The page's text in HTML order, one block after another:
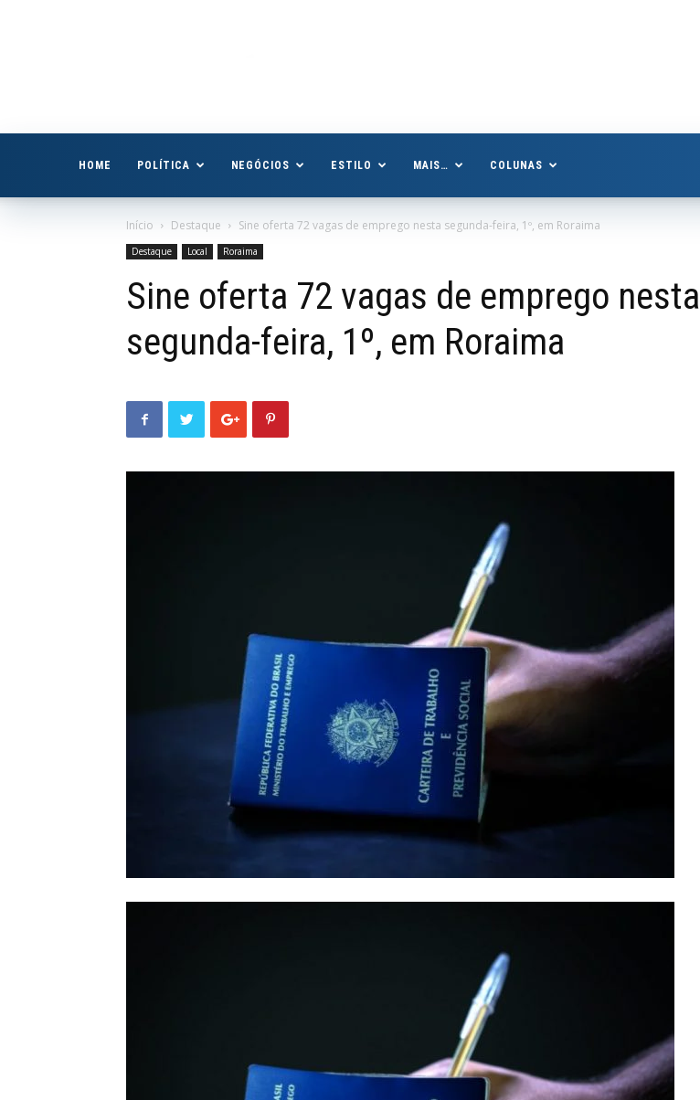
HOME POLÍTICA NEGÓCIOS ESTILO MAIS… COLUNAS
Início Destaque Sine oferta 72 vagas de emprego nesta segunda-feira, 1º, em Roraima
Destaque Local Roraima
Sine oferta 72 vagas de emprego nesta
segunda-feira, 1º, em Roraima